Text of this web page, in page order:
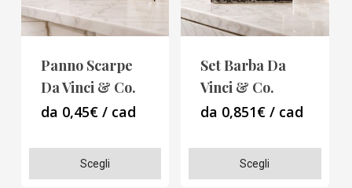
essere
nella
pagina
del
essere
nella
pagina
del
Scegli
prodotto
Panno Scarpe
Da Vinci & Co.
da 0,45€ / cad
Scegli
prodotto
Set Barba Da
Vinci & Co.
da 0,851€ / cad